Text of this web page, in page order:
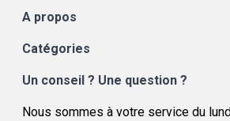
A propos
Catégories
Un conseil ? Une question ?
Nous sommes à votre service du